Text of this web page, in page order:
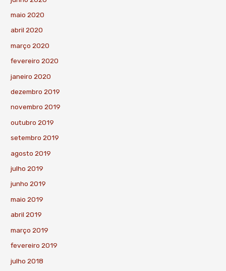
maio 2020
abril 2020
março 2020
fevereiro 2020
janeiro 2020
dezembro 2019
novembro 2019
outubro 2019
setembro 2019
agosto 2019
julho 2019
junho 2019
maio 2019
abril 2019
março 2019
fevereiro 2019
julho 2018